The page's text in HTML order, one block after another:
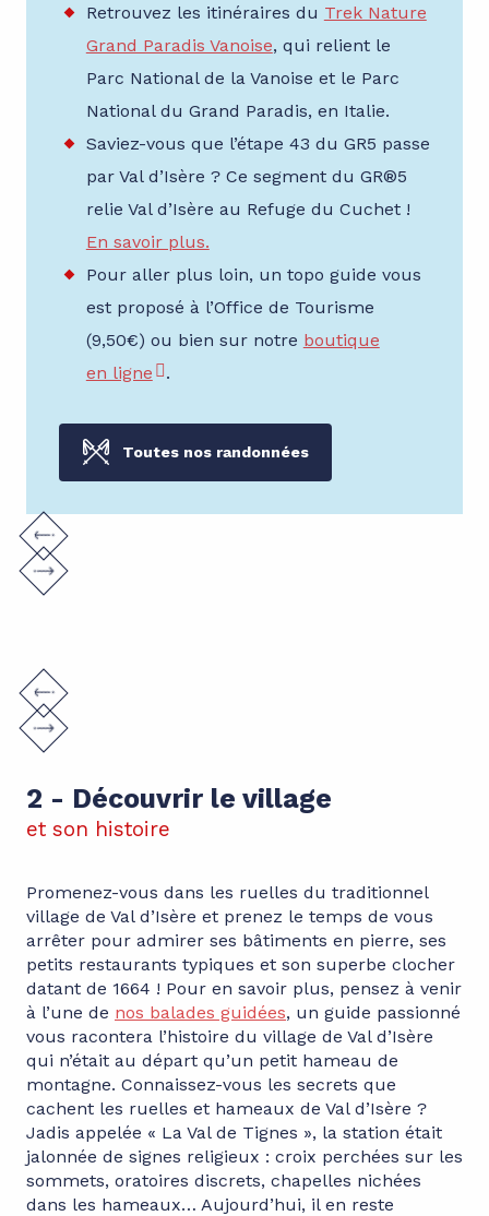
Retrouvez les itinéraires du Trek Nature
Grand Paradis Vanoise, qui relient le
Parc National de la Vanoise et le Parc
National du Grand Paradis, en Italie.
Saviez-vous que l’étape 43 du GR5 passe
par Val d’Isère ? Ce segment du GR®5
relie Val d’Isère au Refuge du Cuchet !
En savoir plus.
Pour aller plus loin, un topo guide vous
est proposé à l’Office de Tourisme
(9,50€) ou bien sur notre boutique
en ligne
.
Toutes nos randonnées
2 - Découvrir le village
et son histoire
Promenez-vous dans les ruelles du traditionnel
village de Val d’Isère et prenez le temps de vous
arrêter pour admirer ses bâtiments en pierre, ses
petits restaurants typiques et son superbe clocher
datant de 1664 ! Pour en savoir plus, pensez à venir
à l’une de nos balades guidées, un guide passionné
vous racontera l’histoire du village de Val d’Isère
qui n’était au départ qu’un petit hameau de
montagne. Connaissez-vous les secrets que
cachent les ruelles et hameaux de Val d’Isère ?
Jadis appelée « La Val de Tignes », la station était
jalonnée de signes religieux : croix perchées sur les
sommets, oratoires discrets, chapelles nichées
dans les hameaux… Aujourd’hui, il en reste